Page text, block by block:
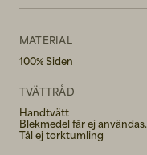
MATERIAL
100% Siden
TVÄTTRÅD
Handtvätt
Blekmedel får ej användas.
Tål ej torktumling